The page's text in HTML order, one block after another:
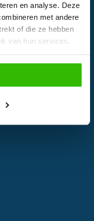
en analyse. Deze
met andere
of die ze hebben
van hun services.